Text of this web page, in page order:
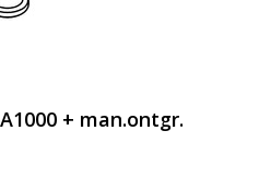
+ man.ontgr.